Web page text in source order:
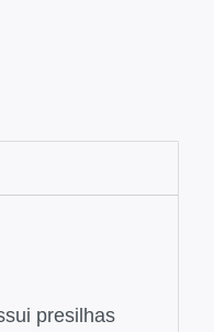
presilhas